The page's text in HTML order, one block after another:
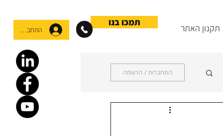
התחברות
תמכו בנו
תקנון האתר
התחברות / הרשמה